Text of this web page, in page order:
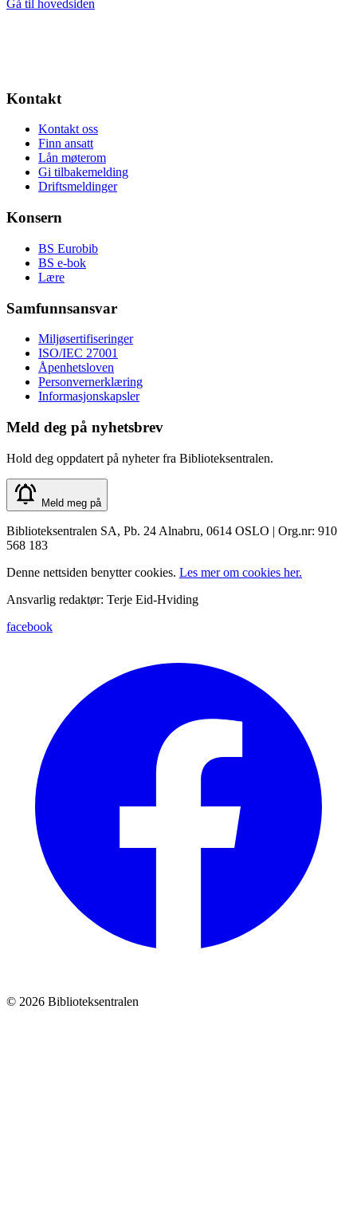
Gå til hovedsiden
Kontakt
Kontakt oss
Finn ansatt
Lån møterom
Gi tilbakemelding
Driftsmeldinger
Konsern
BS Eurobib
BS e-bok
Lære
Samfunnsansvar
Miljøsertifiseringer
ISO/IEC 27001
Åpenhetsloven
Personvernerklæring
Informasjonskapsler
Meld deg på nyhetsbrev
Hold deg oppdatert på nyheter fra Biblioteksentralen.
Meld meg på
Biblioteksentralen SA, Pb. 24 Alnabru, 0614 OSLO | Org.nr: 910
568 183
Denne nettsiden benytter cookies. Les mer om cookies her.
Ansvarlig redaktør: Terje Eid-Hviding
facebook
© 2026 Biblioteksentralen